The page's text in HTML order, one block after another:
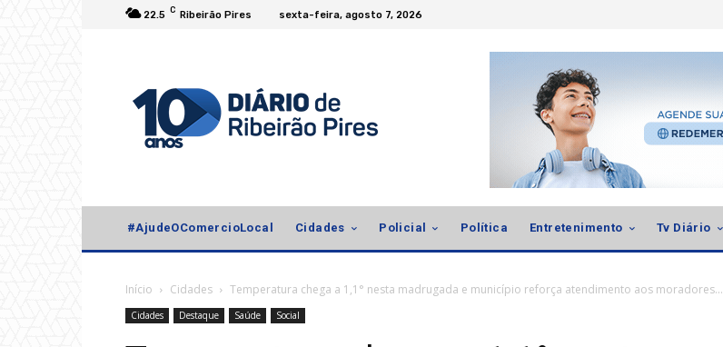
22.5 C Ribeirão Pires sexta-feira, agosto 7, 2026
#AjudeOComercioLocal Cidades Policial Política Entretenimento Tv Diário
Início Cidades Temperatura chega a 1,1° nesta madrugada e município reforça atendimento aos moradores...
Cidades Destaque Saúde Social